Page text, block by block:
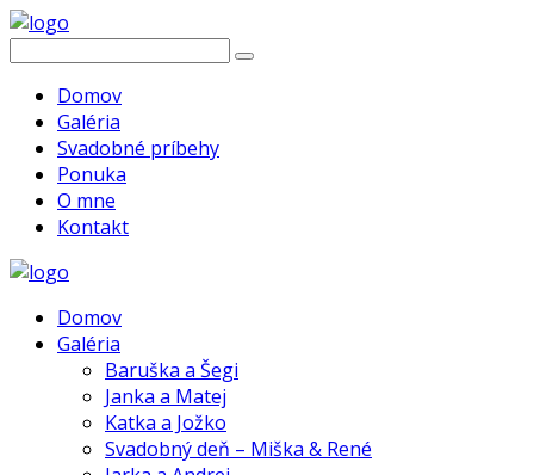
Domov
Galéria
Svadobné príbehy
Ponuka
O mne
Kontakt
Domov
Galéria
Baruška a Šegi
Janka a Matej
Katka a Jožko
Svadobný deň – Miška & René